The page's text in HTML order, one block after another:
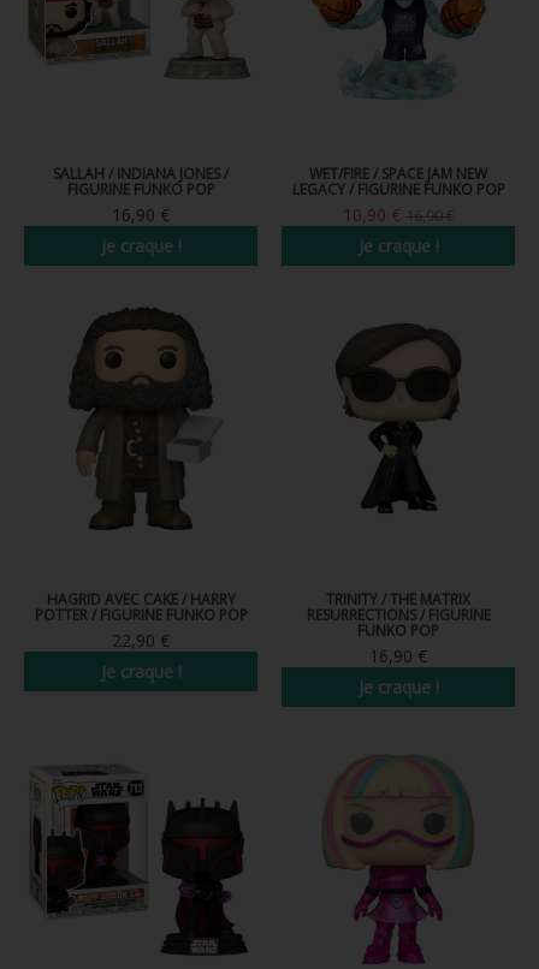
SALLAH / INDIANA JONES /
FIGURINE FUNKO POP
16,90 €
Je craque !
WET/FIRE / SPACE JAM NEW
LEGACY / FIGURINE FUNKO POP
10,90 € 16,90 €
Je craque !
HAGRID AVEC CAKE / HARRY
POTTER / FIGURINE FUNKO POP
22,90 €
Je craque !
TRINITY / THE MATRIX
RESURRECTIONS / FIGURINE
FUNKO POP
16,90 €
Je craque !